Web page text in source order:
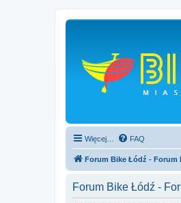
Więcej… FAQ
Forum Bike Łódź - Forum
Forum Bike Łódź -